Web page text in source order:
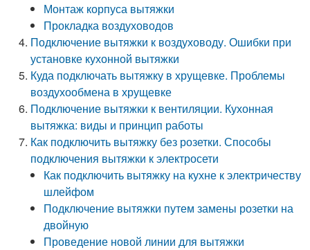
Монтаж корпуса вытяжки
Прокладка воздуховодов
Подключение вытяжки к воздуховоду. Ошибки при
установке кухонной вытяжки
Куда подключать вытяжку в хрущевке. Проблемы
воздухообмена в хрущевке
Подключение вытяжки к вентиляции. Кухонная
вытяжка: виды и принцип работы
Как подключить вытяжку без розетки. Способы
подключения вытяжки к электросети
Как подключить вытяжку на кухне к электричеству
шлейфом
Подключение вытяжки путем замены розетки на
двойную
Проведение новой линии для вытяжки